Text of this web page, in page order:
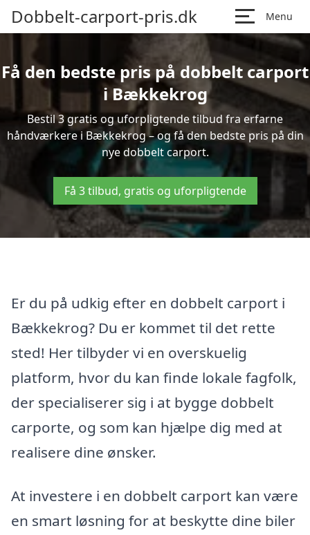
Dobbelt-carport-pris.dk Menu
Få den bedste pris på dobbelt carport
i Bækkekrog
Bestil 3 gratis og uforpligtende tilbud fra erfarne
håndværkere i Bækkekrog – og få den bedste pris på din
nye dobbelt carport.
Få 3 tilbud, gratis og uforpligtende
Er du på udkig efter en dobbelt carport i
Bækkekrog? Du er kommet til det rette
sted! Her tilbyder vi en overskuelig
platform, hvor du kan finde lokale fagfolk,
der specialiserer sig i at bygge dobbelt
carporte, og som kan hjælpe dig med at
realisere dine ønsker.
At investere i en dobbelt carport kan være
en smart løsning for at beskytte dine biler